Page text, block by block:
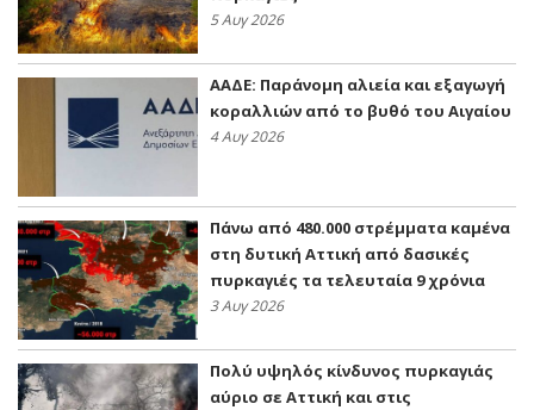
5 Αυγ 2026
ΑΑΔΕ: Παράνομη αλιεία και εξαγωγή
κοραλλιών από το βυθό του Αιγαίου
4 Αυγ 2026
Πάνω από 480.000 στρέμματα καμένα
στη δυτική Αττική από δασικές
πυρκαγιές τα τελευταία 9 χρόνια
3 Αυγ 2026
Πολύ υψηλός κίνδυνος πυρκαγιάς
αύριο σε Αττική και στις